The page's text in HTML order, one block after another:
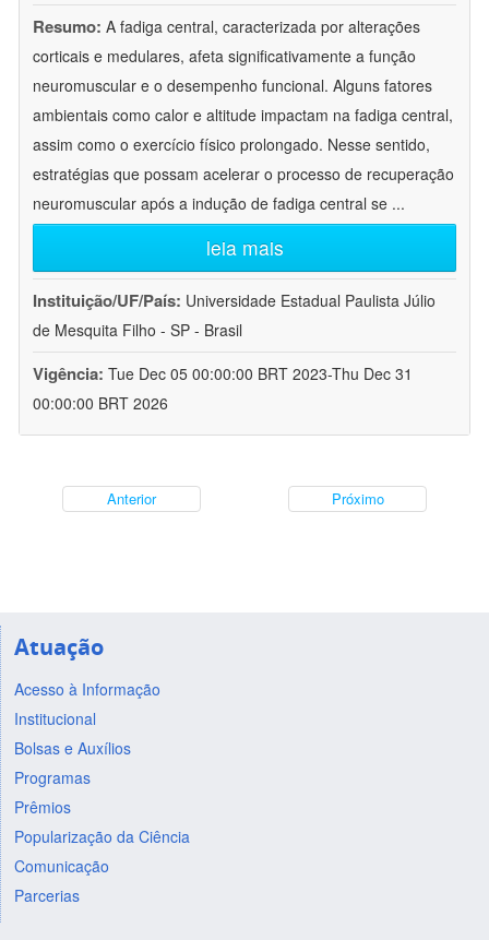
Resumo: A fadiga central, caracterizada por alterações
corticais e medulares, afeta significativamente a função
neuromuscular e o desempenho funcional. Alguns fatores
ambientais como calor e altitude impactam na fadiga central,
assim como o exercício físico prolongado. Nesse sentido,
estratégias que possam acelerar o processo de recuperação
neuromuscular após a indução de fadiga central se ...
leia mais
Instituição/UF/País: Universidade Estadual Paulista Júlio
de Mesquita Filho - SP - Brasil
Vigência: Tue Dec 05 00:00:00 BRT 2023-Thu Dec 31
00:00:00 BRT 2026
Anterior Próximo
Atuação
Acesso à Informação
Institucional
Bolsas e Auxílios
Programas
Prêmios
Popularização da Ciência
Comunicação
Parcerias